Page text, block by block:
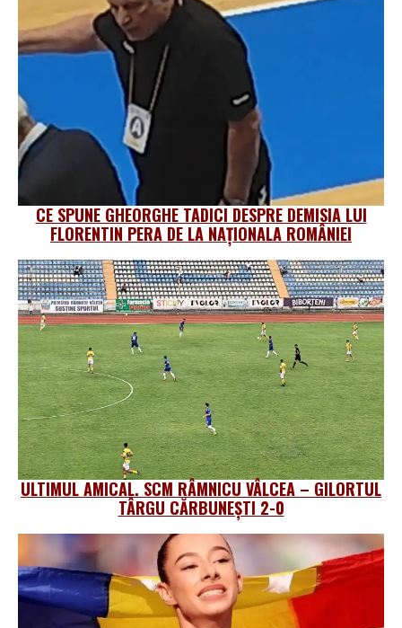
CE SPUNE GHEORGHE TADICI DESPRE DEMISIA LUI
FLORENTIN PERA DE LA NAȚIONALA ROMÂNIEI
ULTIMUL AMICAL. SCM RÂMNICU VÂLCEA – GILORTUL
TÂRGU CĂRBUNEȘTI 2-0